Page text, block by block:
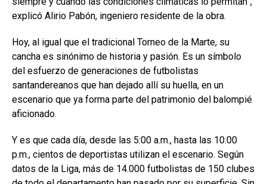
explicó Alirio Pabón, ingeniero residente de la obra.
Hoy, al igual que el tradicional Torneo de la Marte, su
cancha es sinónimo de historia y pasión. Es un símbolo
del esfuerzo de generaciones de futbolistas
santandereanos que han dejado allí su huella, en un
escenario que ya forma parte del patrimonio del balompié
aficionado.
Y es que cada día, desde las 5:00 a.m., hasta las 10:00
p.m., cientos de deportistas utilizan el escenario. Según
datos de la Liga, más de 14.000 futbolistas de 150 clubes